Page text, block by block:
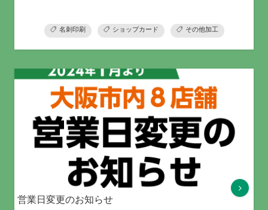
名刺印刷 ショップカード その他加工
営業日変更のお知らせ